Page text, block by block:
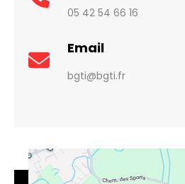
05 42 54 66 16
Email
bgti@bgti.fr